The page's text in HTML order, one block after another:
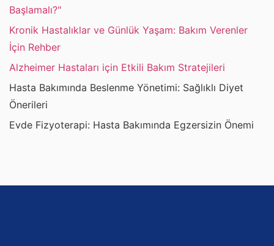
Başlamalı?"
Kronik Hastalıklar ve Günlük Yaşam: Bakım Verenler
İçin Rehber
Alzheimer Hastaları için Etkili Bakım Stratejileri
Hasta Bakımında Beslenme Yönetimi: Sağlıklı Diyet
Önerileri
Evde Fizyoterapi: Hasta Bakımında Egzersizin Önemi